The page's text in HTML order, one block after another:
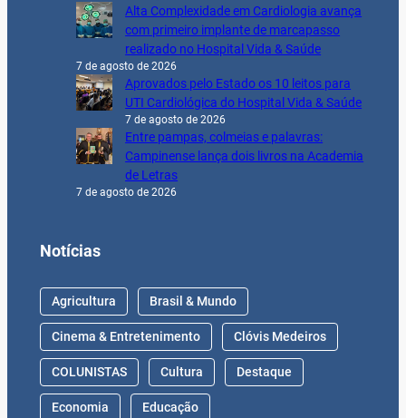
Alta Complexidade em Cardiologia avança
com primeiro implante de marcapasso
realizado no Hospital Vida & Saúde
7 de agosto de 2026
Aprovados pelo Estado os 10 leitos para
UTI Cardiológica do Hospital Vida & Saúde
7 de agosto de 2026
Entre pampas, colmeias e palavras:
Campinense lança dois livros na Academia
de Letras
7 de agosto de 2026
Notícias
Agricultura Brasil & Mundo
Cinema & Entretenimento Clóvis Medeiros
COLUNISTAS Cultura Destaque
Economia Educação